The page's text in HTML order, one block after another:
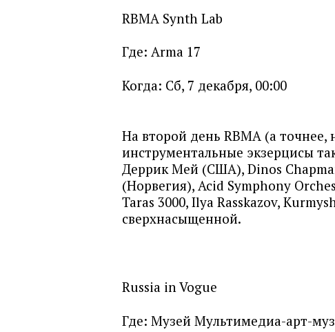
RBMA Synth Lab
Где: Arma 17
Когда: Сб, 7 декабря, 00:00
На второй день RBMA (а точнее,
инструментальные экзерцисы
Деррик Мей (США), Dinos
(Норвегия), Acid Symphony
Taras 3000, Ilya Rasskazov,
сверхнасыщенной.
Russia in Vogue
Где: Музей Мультимедиа-арт-